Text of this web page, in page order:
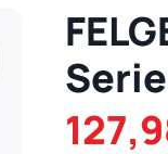
Serie
Verkaufspreis: